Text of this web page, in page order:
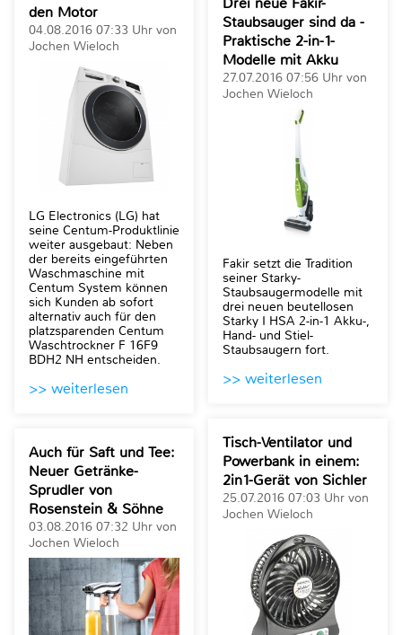
den Motor
04.08.2016 07:33 Uhr von
Jochen Wieloch
LG Electronics (LG) hat
seine Centum-Produktlinie
weiter ausgebaut: Neben
der bereits eingeführten
Waschmaschine mit
Centum System können
sich Kunden ab sofort
alternativ auch für den
platzsparenden Centum
Waschtrockner F 16F9
BDH2 NH entscheiden.
>> weiterlesen
Auch für Saft und Tee:
Neuer Getränke-
Sprudler von
Rosenstein & Söhne
03.08.2016 07:32 Uhr von
Jochen Wieloch
Staubsauger sind da -
Praktische 2-in-1-
Modelle mit Akku
27.07.2016 07:56 Uhr von
Jochen Wieloch
Fakir setzt die Tradition
seiner Starky-
Staubsaugermodelle mit
drei neuen beutellosen
Starky I HSA 2-in-1 Akku-,
Hand- und Stiel-
Staubsaugern fort.
>> weiterlesen
Tisch-Ventilator und
Powerbank in einem:
2in1-Gerät von Sichler
25.07.2016 07:03 Uhr von
Jochen Wieloch